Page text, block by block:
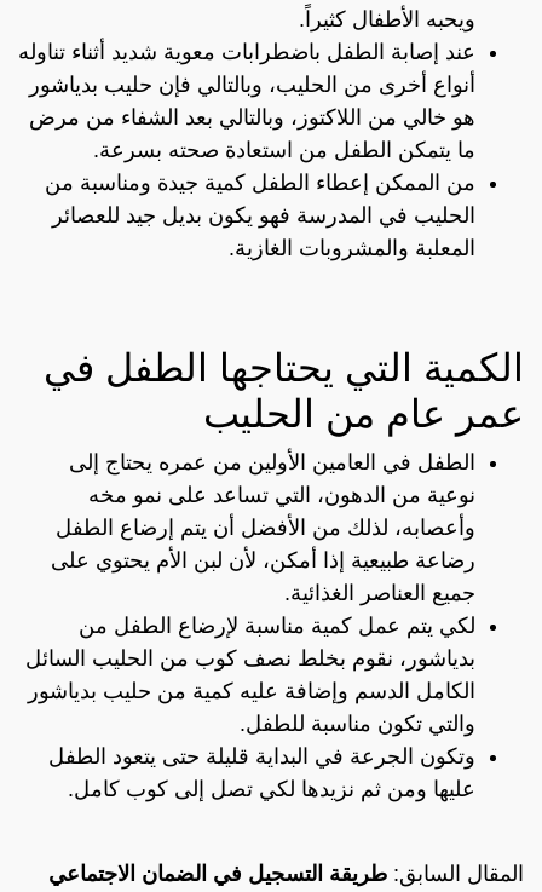
ويحبه الأطفال كثيراً.
عند إصابة الطفل باضطرابات معوية شديد أثناء تناوله
أنواع أخرى من الحليب، وبالتالي فإن حليب بدياشور
هو خالي من اللاكتوز، وبالتالي بعد الشفاء من مرض
ما يتمكن الطفل من استعادة صحته بسرعة.
من الممكن إعطاء الطفل كمية جيدة ومناسبة من
الحليب في المدرسة فهو يكون بديل جيد للعصائر
المعلبة والمشروبات الغازية.
الكمية التي يحتاجها الطفل في
عمر عام من الحليب
الطفل في العامين الأولين من عمره يحتاج إلى
نوعية من الدهون، التي تساعد على نمو مخه
وأعصابه، لذلك من الأفضل أن يتم إرضاع الطفل
رضاعة طبيعية إذا أمكن، لأن لبن الأم يحتوي على
جميع العناصر الغذائية.
لكي يتم عمل كمية مناسبة لإرضاع الطفل من
بدياشور، نقوم بخلط نصف كوب من الحليب السائل
الكامل الدسم وإضافة عليه كمية من حليب بدياشور
والتي تكون مناسبة للطفل.
وتكون الجرعة في البداية قليلة حتى يتعود الطفل
عليها ومن ثم نزيدها لكي تصل إلى كوب كامل.
المقال السابق: طريقة التسجيل في الضمان الاجتماعي